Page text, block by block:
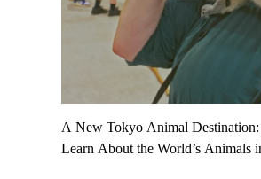
A New Tokyo Animal
Learn About the World’s Animals